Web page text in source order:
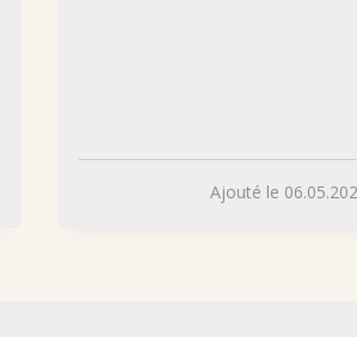
Ajouté le